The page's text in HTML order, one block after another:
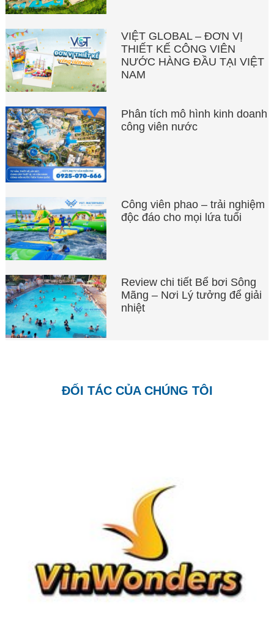
VIỆT GLOBAL – ĐƠN VỊ
THIẾT KẾ CÔNG VIÊN
NƯỚC HÀNG ĐẦU TẠI VIỆT
NAM
Phân tích mô hình kinh doanh
công viên nước
Công viên phao – trải nghiệm
độc đáo cho mọi lứa tuổi
Review chi tiết Bể bơi Sông
Mãng – Nơi Lý tưởng để giải
nhiệt
ĐỐI TÁC CỦA CHÚNG TÔI